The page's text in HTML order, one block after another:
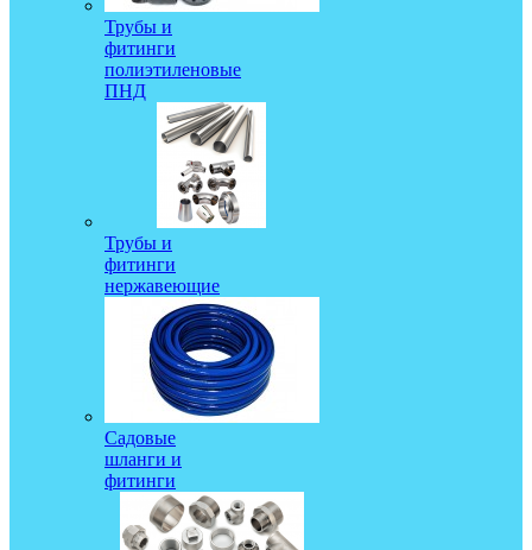
Трубы и
фитинги
полиэтиленовые
ПНД
Трубы и
фитинги
нержавеющие
Садовые
шланги и
фитинги